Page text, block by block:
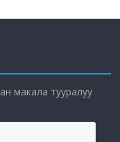
макала тууралуу